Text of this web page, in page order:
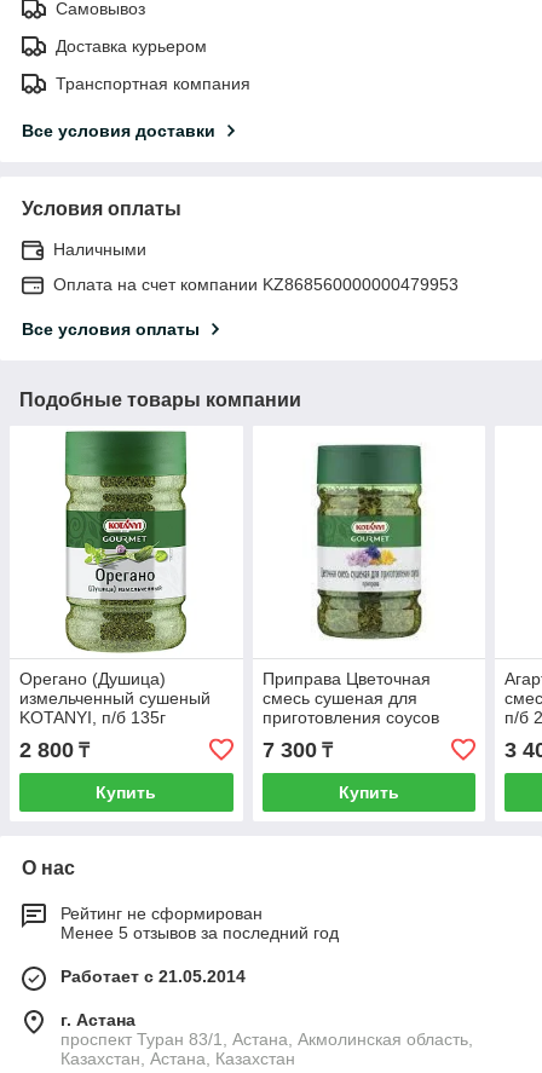
Самовывоз
Доставка курьером
Транспортная компания
Все условия доставки
Условия оплаты
Наличными
Оплата на счет компании KZ868560000000479953
Все условия оплаты
Подобные товары компании
Орегано (Душица)
измельченный сушеный
KOTANYI, п/б 135г
(245311)
2 800 ₸
Купить
Приправа Цветочная
смесь сушеная для
приготовления соусов
KOTANYI, п/б 62 г
(253311)
7 300₸
Купить
п/б
3
О нас
Рейтинг не сформирован
Менее 5 отзывов за последний год
Работает с 21.05.2014
г. Астана
проспект Туран 83/1, Астана, Акмолинская область,
Казахстан, Астана, Казахстан